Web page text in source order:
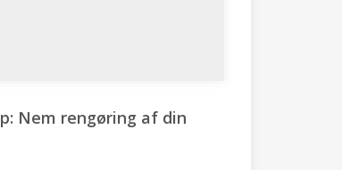
Nem rengøring af din